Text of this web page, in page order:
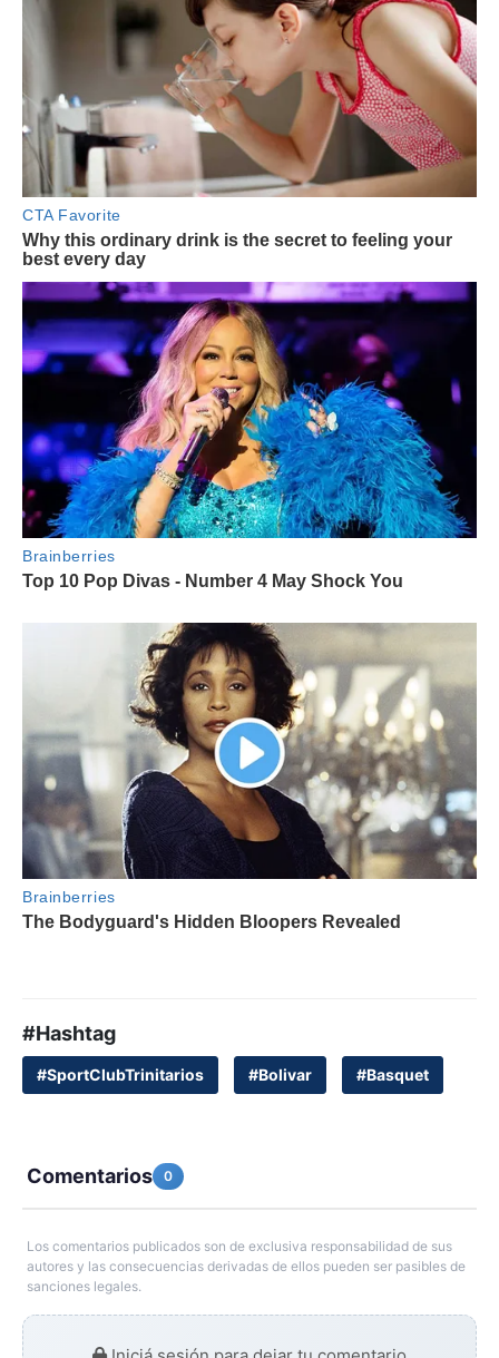
#Hashtag
#SportClubTrinitarios #Bolivar #Basquet
Comentarios 0
Los comentarios publicados son de exclusiva responsabilidad de sus
autores y las consecuencias derivadas de ellos pueden ser pasibles de
sanciones legales.